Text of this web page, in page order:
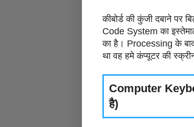
कीबोर्ड की कुंजी दबाने पर
Code System का
का है। Processing के बाद
था वह हमे कंप्यूटर की
Computer
है)